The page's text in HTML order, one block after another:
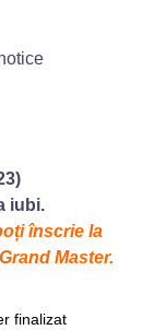
iubi.
înscrie la
Master.
finalizat